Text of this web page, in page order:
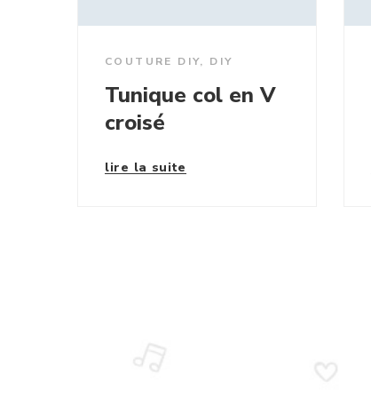
COUTURE DIY, DIY
Tunique col en V
croisé
lire la suite